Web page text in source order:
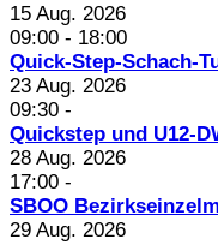
15 Aug. 2026
09:00 - 18:00
Quick-Step-Schach-
23 Aug. 2026
09:30 -
Quickstep und U12-
28 Aug. 2026
17:00 -
SBOO
29 Aug. 2026